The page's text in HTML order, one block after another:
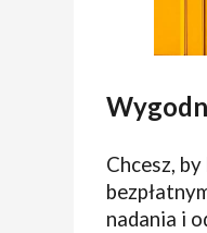
Chcesz,
nadania i